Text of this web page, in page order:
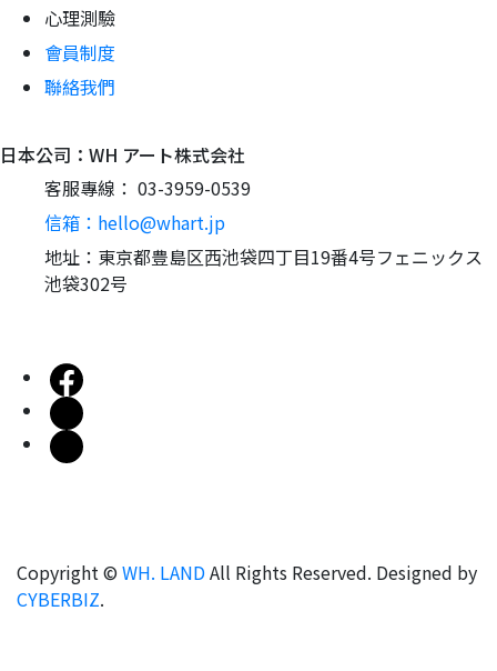
心理測驗
會員制度
聯絡我們
日本公司：WH アート株式会社
客服專線： 03-3959-0539
信箱：hello@whart.jp
地址：東京都豊島区⻄池袋四丁目19番4号フェニックス
池袋302号
Copyright © WH. LANDAll Rights Reserved. Designed by
CYBERBIZ.